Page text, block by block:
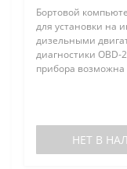
Бортовой
для установки на
дизельными
диагностики
прибора возможна
НЕТ В